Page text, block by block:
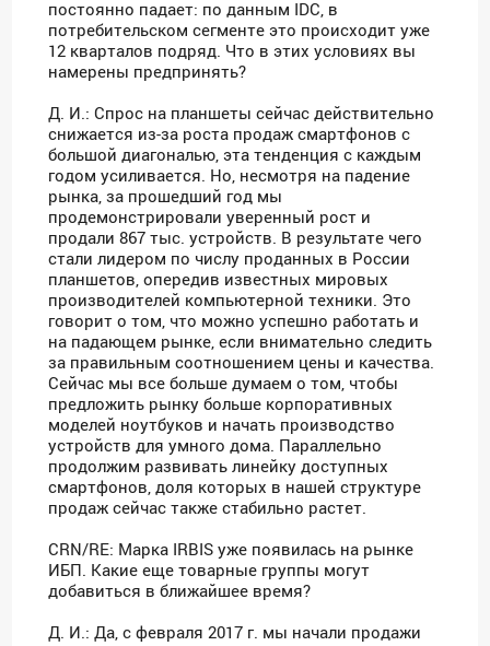
постоянно падает: по данным IDC, в
потребительском сегменте это происходит уже
12 кварталов подряд. Что в этих условиях вы
намерены предпринять?
Д. И.: Спрос на планшеты сейчас действительно
снижается из-за роста продаж смартфонов с
большой диагональю, эта тенденция с каждым
годом усиливается. Но, несмотря на падение
рынка, за прошедший год мы
продемонстрировали уверенный рост и
продали 867 тыс. устройств. В результате чего
стали лидером по числу проданных в России
планшетов, опередив известных мировых
производителей компьютерной техники. Это
говорит о том, что можно успешно работать и
на падающем рынке, если внимательно следить
за правильным соотношением цены и качества.
Сейчас мы все больше думаем о том, чтобы
предложить рынку больше корпоративных
моделей ноутбуков и начать производство
устройств для умного дома. Параллельно
продолжим развивать линейку доступных
смартфонов, доля которых в нашей структуре
продаж сейчас также стабильно растет.
CRN/RE: Марка IRBIS уже появилась на рынке
ИБП. Какие еще товарные группы могут
добавиться в ближайшее время?
Д. И.: Да, с февраля 2017 г. мы начали продажи